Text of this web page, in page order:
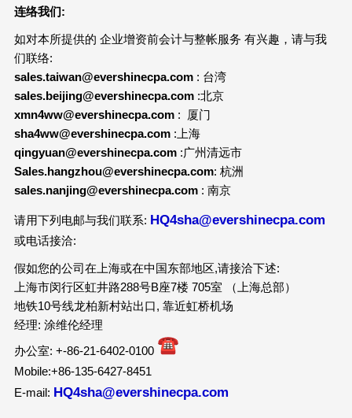
连络我们:
如对本所提供的 企业增资前会计与整帐服务 有兴趣，请与我
们联络:
sales.taiwan@evershinecpa.com: 台湾
sales.beijing@evershinecpa.com:北京
xmn4ww@evershinecpa.com: 厦门
sha4ww@evershinecpa.com:上海
qingyuan@evershinecpa.com:广州清远市
Sales.hangzhou@evershinecpa.com: 杭洲
sales.nanjing@evershinecpa.com: 南京
请用下列电邮与我们联系: HQ4sha@evershinecpa.com
或电话接洽:
假如您的公司在上海或在中国东部地区,请接洽下述:
上海市闵行区虹井路288号B座7楼 705室 （上海总部）
地铁10号线龙柏新村站出口, 靠近虹桥机场
经理: 涂维伦经理
办公室: +-86-21-6402-0100
Mobile:+86-135-6427-8451
E-mail: HQ4sha@evershinecpa.com